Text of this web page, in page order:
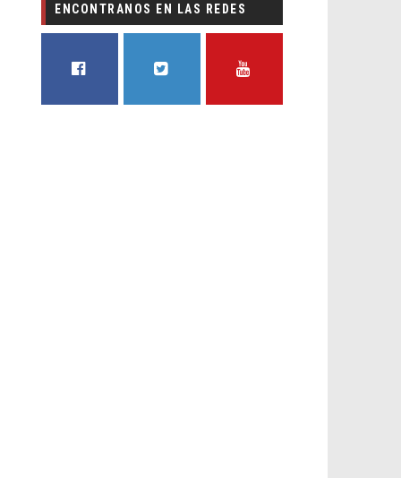
ENCONTRANOS EN LAS REDES